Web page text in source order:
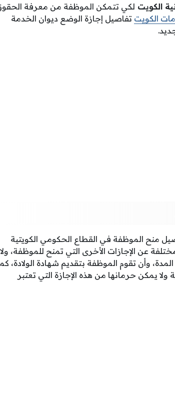
الكويت لكي تتمكن الموظفة من معرفة
الكويت تفاصيل إجازة الوضع ديوان الخدمة
الخدمة المدنية الكويتي الجديد في المادة 47 تفاصيل منح الموظفة في القطاع الحكومي الكويتية
عن الإجازات الأخرى التي تمنح للموظفة، ولا
وأن تقوم الموظفة بتقديم شهادة الولادة،
يمكن حرمانها من هذه الإجازة التي تعتبر